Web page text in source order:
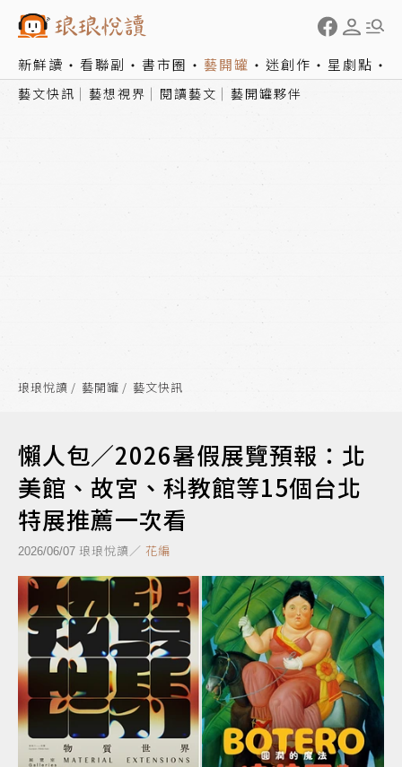
新鮮讀 看聯副 書市圈 藝開罐 迷創作 星劇點
藝文快訊 藝想視界 閱讀藝文 藝開罐夥伴
琅琅悅讀 藝開罐 藝文快訊
懶人包／2026暑假展覽預報：北
美館、故宮、科教館等15個台北
特展推薦一次看
2026/06/07 琅琅悅讀／ 花編